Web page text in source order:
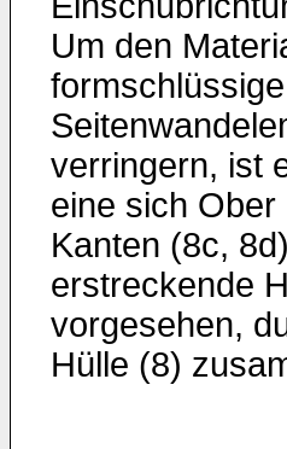
Um den
verringern, ist
eine sich
Kanten (8c,
erstreckende
vorgesehen,
Hülle (8)